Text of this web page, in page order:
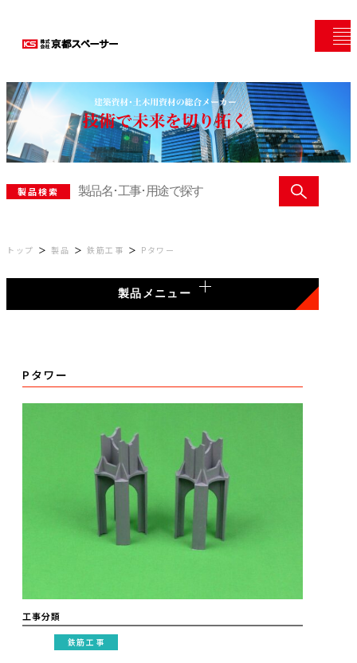
製品検索
トップ 製品 鉄筋工事 Pタワー
製品メニュー
Pタワー
工事分類
鉄筋工事